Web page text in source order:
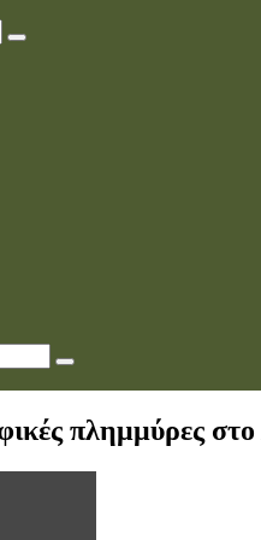
πλημμύρες